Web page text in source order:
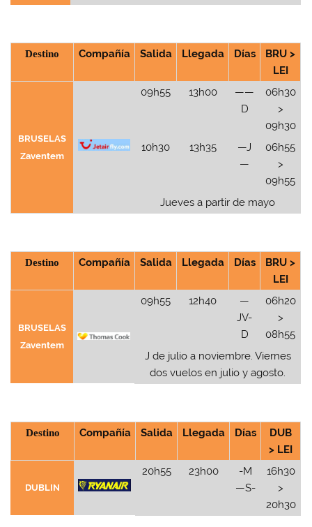
Destino Compañía Salida Llegada Días
BRU >
LEI
BRUSELAS
Zaventem
09h55 13h00
——
D
06h30
>
09h30
10h30
13h35
—J
—
06h55
>
09h55
Jueves a partir de mayo
Destino Compañía Salida Llegada Días
BRU >
LEI
BRUSELAS
Zaventem
09h55 12h40
—
JV-
D
06h20
>
08h55
J de julio a noviembre. Viernes
dos vuelos en julio y agosto.
Destino Compañía Salida Llegada Días
DUB
> LEI
DUBLIN
20h55 23h00
-M
—S-
16h30
>
20h30